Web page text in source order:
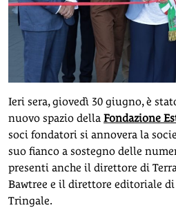
Ieri sera, giovedì 30 giugno, è
nuovo spazio della Fondazione
soci fondatori si annovera la
suo fianco a sostegno delle
presenti anche il direttore di
Bawtree e il direttore editoriale di
Tringale.